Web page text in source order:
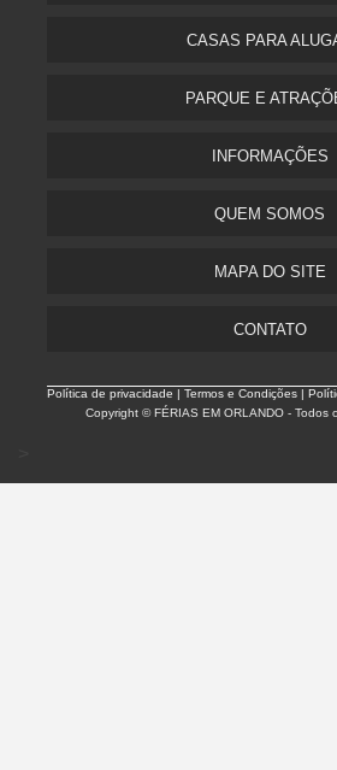
CASAS PARA
PARQUE E
INFORMAÇÕES
QUEM SOMOS
MAPA DO SITE
CONTATO
Política de privacidade |Termos e Condições |
Copyright © FÉRIAS EM ORLANDO - Todos